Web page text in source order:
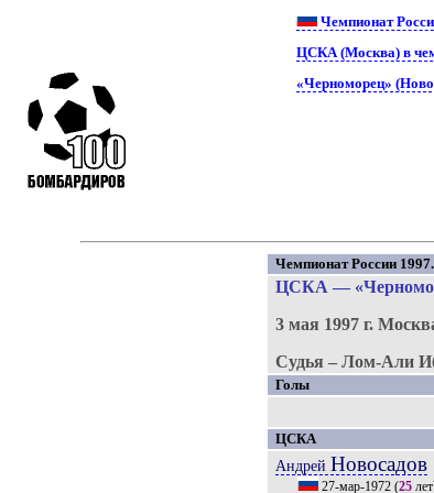
Чемпионат
ЦСКА (Москва) в
«Черноморец»
Чемпионат России
ЦСКА —
3 мая 1997 г.
Судья – Лом-Али
Голы
ЦСКА
Андрей Новосадов
27-мар-1972 (25